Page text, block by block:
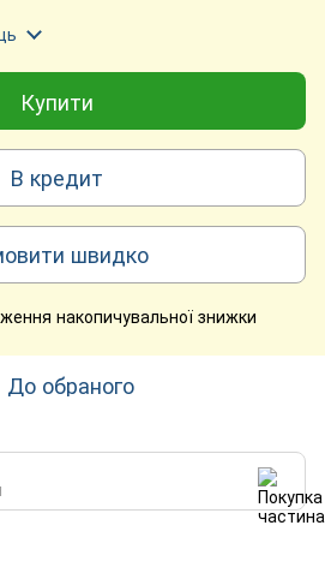
Купити
В кредит
швидко
накопичувальної знижки
До обраного